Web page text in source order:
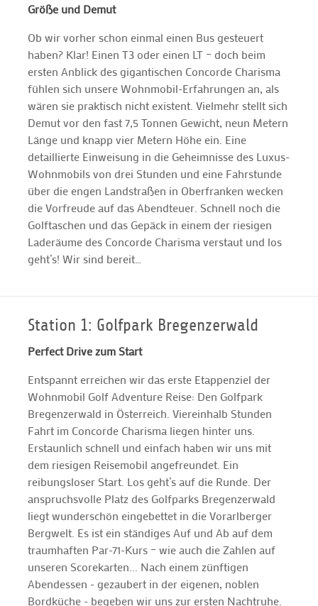
Größe und Demut
Ob wir vorher schon einmal einen Bus gesteuert
haben? Klar! Einen T3 oder einen LT – doch beim
ersten Anblick des gigantischen Concorde Charisma
fühlen sich unsere Wohnmobil-Erfahrungen an, als
wären sie praktisch nicht existent. Vielmehr stellt sich
Demut vor den fast 7,5 Tonnen Gewicht, neun Metern
Länge und knapp vier Metern Höhe ein. Eine
detaillierte Einweisung in die Geheimnisse des Luxus-
Wohnmobils von drei Stunden und eine Fahrstunde
über die engen Landstraßen in Oberfranken wecken
die Vorfreude auf das Abendteuer. Schnell noch die
Golftaschen und das Gepäck in einem der riesigen
Laderäume des Concorde Charisma verstaut und los
geht’s! Wir sind bereit…
Station 1: Golfpark Bregenzerwald
Perfect Drive zum Start
Entspannt erreichen wir das erste Etappenziel der
Wohnmobil Golf Adventure Reise: Den Golfpark
Bregenzerwald in Österreich. Viereinhalb Stunden
Fahrt im Concorde Charisma liegen hinter uns.
Erstaunlich schnell und einfach haben wir uns mit
dem riesigen Reisemobil angefreundet. Ein
reibungsloser Start. Los geht’s auf die Runde. Der
anspruchsvolle Platz des Golfparks Bregenzerwald
liegt wunderschön eingebettet in die Vorarlberger
Bergwelt. Es ist ein ständiges Auf und Ab auf dem
traumhaften Par-71-Kurs – wie auch die Zahlen auf
unseren Scorekarten... Nach einem zünftigen
Abendessen - gezaubert in der eigenen, noblen
Bordküche - begeben wir uns zur ersten Nachtruhe.